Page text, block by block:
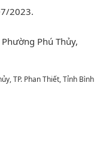
2023.
Phú Thủy,
TP. Phan Thiết, Tỉnh Bình